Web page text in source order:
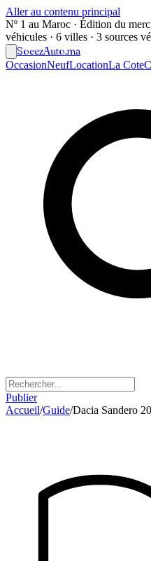
Aller au contenu principal
Nº 1 au Maroc · Édition du
véhicules · 6 villes · 3 sources
SoeezAuto.ma
OccasionNeufLocationLa Cote
Publier
Accueil/Guide/Dacia Sandero